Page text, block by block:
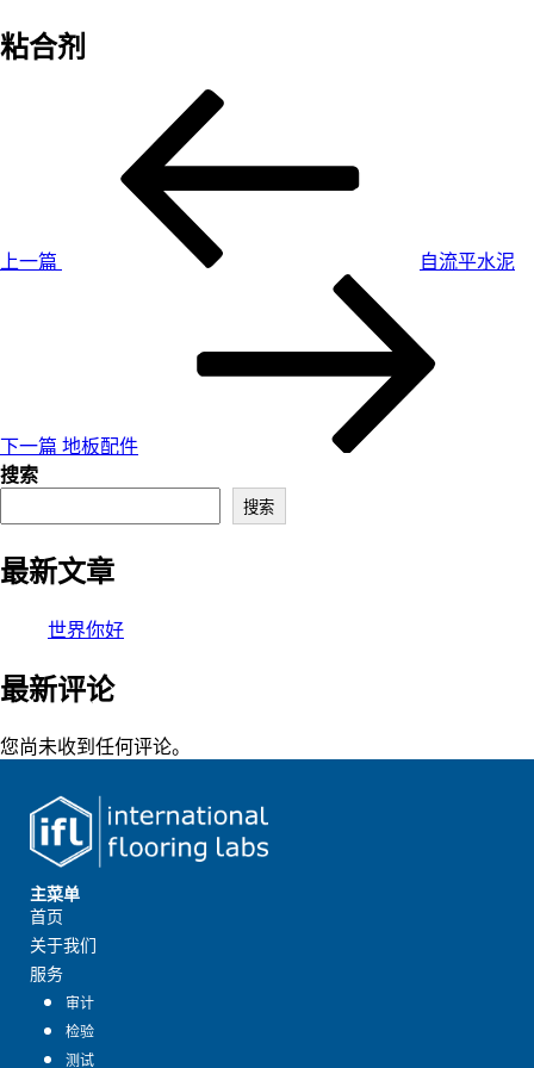
粘合剂
上一篇 自流平水泥
下一篇 地板配件
搜索
搜索
最新文章
世界你好
最新评论
您尚未收到任何评论。
主菜单
首页
关于我们
服务
审计
检验
测试